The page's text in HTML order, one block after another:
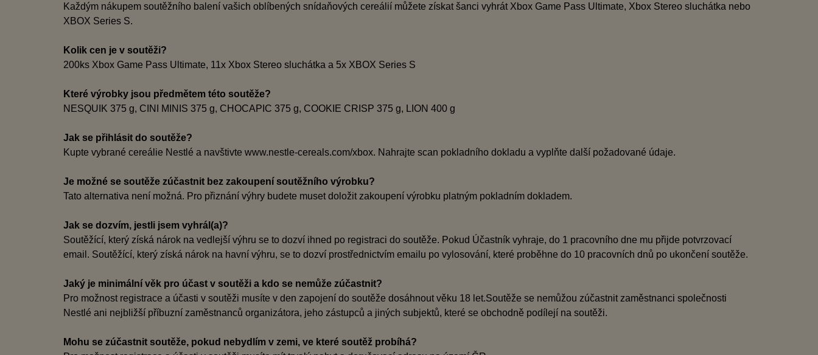
Každým nákupem soutěžního balení vašich oblíbených snídaňových cereálií můžete získat šanci vyhrát Xbox Game Pass Ultimate, Xbox Stereo sluchátka nebo
XBOX Series S.
Kolik cen je v soutěži?
200ks Xbox Game Pass Ultimate, 11x Xbox Stereo sluchátka a 5x XBOX Series S
Které výrobky jsou předmětem této soutěže?
NESQUIK 375 g, CINI MINIS 375 g, CHOCAPIC 375 g, COOKIE CRISP 375 g, LION 400 g
Jak se přihlásit do soutěže?
Kupte vybrané cereálie Nestlé a navštivte www.nestle-cereals.com/xbox. Nahrajte scan pokladního dokladu a vyplňte další požadované údaje.
Je možné se soutěže zúčastnit bez zakoupení soutěžního výrobku?
Tato alternativa není možná. Pro přiznání výhry budete muset doložit zakoupení výrobku platným pokladním dokladem.
Jak se dozvím, jestli jsem vyhrál(a)?
Soutěžící, který získá nárok na vedlejší výhru se to dozví ihned po registraci do soutěže. Pokud Účastník vyhraje, do 1 pracovního dne mu přijde potvrzovací
email. Soutěžící, který získá nárok na havní výhru, se to dozví prostřednictvím emailu po vylosování, které proběhne do 10 pracovních dnů po ukončení soutěže.
Jaký je minimální věk pro účast v soutěži a kdo se nemůže zúčastnit?
Pro možnost registrace a účasti v soutěži musíte v den zapojení do soutěže dosáhnout věku 18 let.Soutěže se nemůžou zúčastnit zaměstnanci společnosti
Nestlé ani nejbližší příbuzní zaměstnanců organizátora, jeho zástupců a jiných subjektů, které se obchodně podílejí na soutěži.
Mohu se zúčastnit soutěže, pokud nebydlím v zemi, ve které soutěž probíhá?